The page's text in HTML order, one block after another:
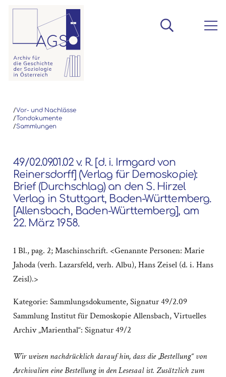
/Vor- und Nachlässe
/Tondokumente
/Sammlungen
49/02.09.01.02 v. R. [d. i. Irmgard von
Reinersdorff] (Verlag für Demoskopie):
Brief (Durchschlag) an den S. Hirzel
Verlag in Stuttgart, Baden-Württemberg.
[Allensbach, Baden-Württemberg], am
22. März 1958.
1 Bl., pag. 2; Maschinschrift. <Genannte Personen: Marie
Jahoda (verh. Lazarsfeld, verh. Albu), Hans Zeisel (d. i. Hans
Zeisl).>
Kategorie: Sammlungsdokumente,Signatur 49/2.09
Sammlung Institut für Demoskopie Allensbach,Virtuelles
Archiv „Marienthal“: Signatur 49/2
Wir weisen nachdrücklich darauf hin, dass die „Bestellung“ von
Archivalien eine Bestellung in den Lesesaal ist. Zusätzlich zum